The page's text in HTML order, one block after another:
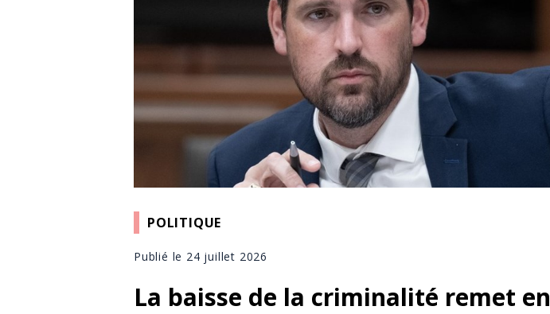
POLITIQUE
Publié le 24 juillet 2026
La baisse de la criminalité remet en